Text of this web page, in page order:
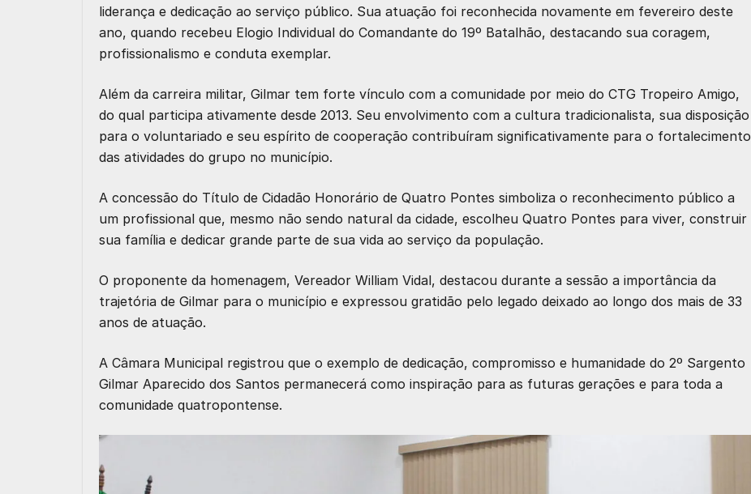
liderança e dedicação ao serviço público. Sua atuação foi reconhecida novamente em fevereiro deste
ano, quando recebeu Elogio Individual do Comandante do 19º Batalhão, destacando sua coragem,
profissionalismo e conduta exemplar.
Além da carreira militar, Gilmar tem forte vínculo com a comunidade por meio do CTG Tropeiro Amigo,
do qual participa ativamente desde 2013. Seu envolvimento com a cultura tradicionalista, sua disposição
para o voluntariado e seu espírito de cooperação contribuíram significativamente para o fortalecimento
das atividades do grupo no município.
A concessão do Título de Cidadão Honorário de Quatro Pontes simboliza o reconhecimento público a
um profissional que, mesmo não sendo natural da cidade, escolheu Quatro Pontes para viver, construir
sua família e dedicar grande parte de sua vida ao serviço da população.
O proponente da homenagem, Vereador William Vidal, destacou durante a sessão a importância da
trajetória de Gilmar para o município e expressou gratidão pelo legado deixado ao longo dos mais de 33
anos de atuação.
A Câmara Municipal registrou que o exemplo de dedicação, compromisso e humanidade do 2º Sargento
Gilmar Aparecido dos Santos permanecerá como inspiração para as futuras gerações e para toda a
comunidade quatropontense.